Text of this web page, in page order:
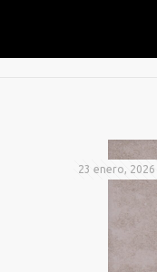
23 enero, 2026